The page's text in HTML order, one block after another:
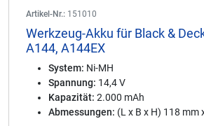
Artikel-Nr.: 151010
Werkzeug-Akku für Black &
A144, A144EX
System: Ni-MH
Spannung: 14,4 V
Kapazität: 2.000 mAh
Abmessungen: (L x B x H) 118 mm